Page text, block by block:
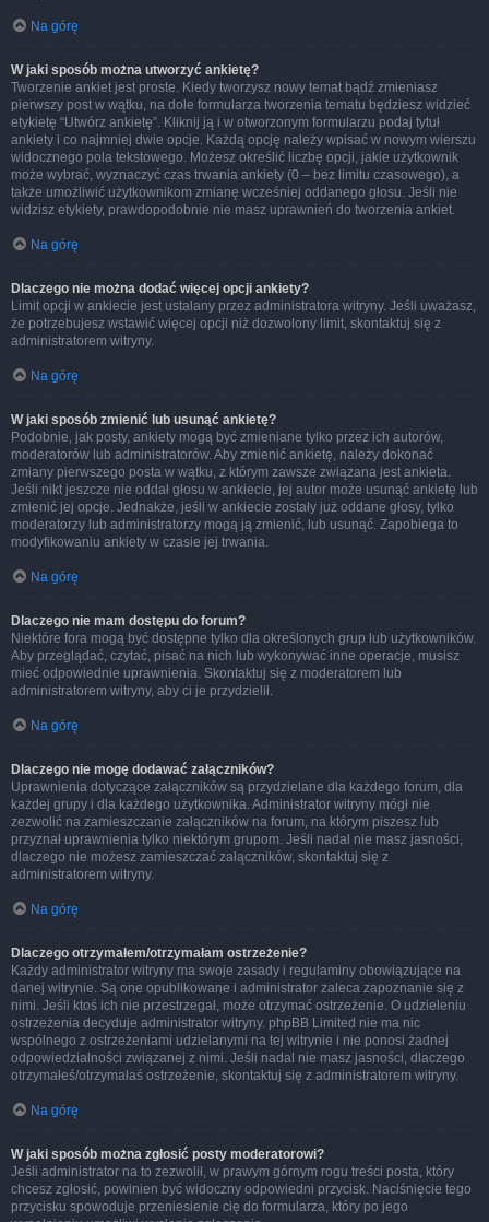
Na górę
W jaki sposób można utworzyć ankietę?
Tworzenie ankiet jest proste. Kiedy tworzysz nowy temat bądź zmieniasz
pierwszy post w wątku, na dole formularza tworzenia tematu będziesz widzieć
etykietę “Utwórz ankietę”. Kliknij ją i w otworzonym formularzu podaj tytuł
ankiety i co najmniej dwie opcje. Każdą opcję należy wpisać w nowym wierszu
widocznego pola tekstowego. Możesz określić liczbę opcji, jakie użytkownik
może wybrać, wyznaczyć czas trwania ankiety (0 – bez limitu czasowego), a
także umożliwić użytkownikom zmianę wcześniej oddanego głosu. Jeśli nie
widzisz etykiety, prawdopodobnie nie masz uprawnień do tworzenia ankiet.
Na górę
Dlaczego nie można dodać więcej opcji ankiety?
Limit opcji w ankiecie jest ustalany przez administratora witryny. Jeśli uważasz,
że potrzebujesz wstawić więcej opcji niż dozwolony limit, skontaktuj się z
administratorem witryny.
Na górę
W jaki sposób zmienić lub usunąć ankietę?
Podobnie, jak posty, ankiety mogą być zmieniane tylko przez ich autorów,
moderatorów lub administratorów. Aby zmienić ankietę, należy dokonać
zmiany pierwszego posta w wątku, z którym zawsze związana jest ankieta.
Jeśli nikt jeszcze nie oddał głosu w ankiecie, jej autor może usunąć ankietę lub
zmienić jej opcje. Jednakże, jeśli w ankiecie zostały już oddane głosy, tylko
moderatorzy lub administratorzy mogą ją zmienić, lub usunąć. Zapobiega to
modyfikowaniu ankiety w czasie jej trwania.
Na górę
Dlaczego nie mam dostępu do forum?
Niektóre fora mogą być dostępne tylko dla określonych grup lub użytkowników.
Aby przeglądać, czytać, pisać na nich lub wykonywać inne operacje, musisz
mieć odpowiednie uprawnienia. Skontaktuj się z moderatorem lub
administratorem witryny, aby ci je przydzielił.
Na górę
Dlaczego nie mogę dodawać załączników?
Uprawnienia dotyczące załączników są przydzielane dla każdego forum, dla
każdej grupy i dla każdego użytkownika. Administrator witryny mógł nie
zezwolić na zamieszczanie załączników na forum, na którym piszesz lub
przyznał uprawnienia tylko niektórym grupom. Jeśli nadal nie masz jasności,
dlaczego nie możesz zamieszczać załączników, skontaktuj się z
administratorem witryny.
Na górę
Dlaczego otrzymałem/otrzymałam ostrzeżenie?
Każdy administrator witryny ma swoje zasady i regulaminy obowiązujące na
danej witrynie. Są one opublikowane i administrator zaleca zapoznanie się z
nimi. Jeśli ktoś ich nie przestrzegał, może otrzymać ostrzeżenie. O udzieleniu
ostrzeżenia decyduje administrator witryny. phpBB Limited nie ma nic
wspólnego z ostrzeżeniami udzielanymi na tej witrynie i nie ponosi żadnej
odpowiedzialności związanej z nimi. Jeśli nadal nie masz jasności, dlaczego
otrzymałeś/otrzymałaś ostrzeżenie, skontaktuj się z administratorem witryny.
Na górę
W jaki sposób można zgłosić posty moderatorowi?
Jeśli administrator na to zezwolił, w prawym górnym rogu treści posta, który
chcesz zgłosić, powinien być widoczny odpowiedni przycisk. Naciśnięcie tego
przycisku spowoduje przeniesienie cię do formularza, który po jego